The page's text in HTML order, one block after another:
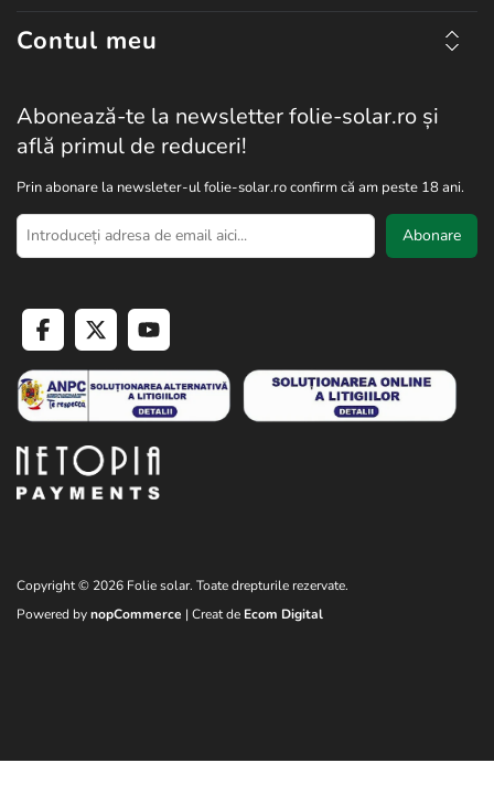
Contul meu
Abonează-te la newsletter folie-solar.ro și
află primul de reduceri!
Prin abonare la newsleter-ul folie-solar.ro confirm că am peste 18 ani.
Abonare
Copyright © 2026 Folie solar. Toate drepturile rezervate.
Powered bynopCommerce | Creat de Ecom Digital